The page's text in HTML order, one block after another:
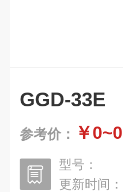
GGD-33E
参考价： ￥0~0
型号：
更新时间：